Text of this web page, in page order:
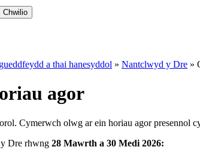
Chwilio
a thai hanesyddol » Nantclwyd y Dre »
agor
Cymerwch olwg ar ein horiau agor presennol
Dre rhwng 28 Mawrth a 30 Medi 2026: